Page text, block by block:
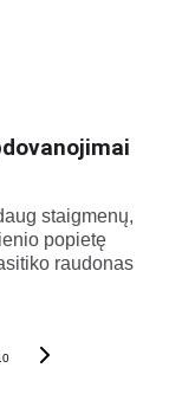
staigmenų,
popietę
raudonas